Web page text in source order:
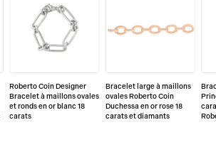
Roberto Coin Designer
Bracelet à maillons ovales
et ronds en or blanc 18
carats
Bracelet large à maillons
ovales Roberto Coin
Duchessa en or rose 18
carats et diamants